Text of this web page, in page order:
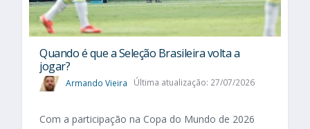
Quando é que a Seleção Brasileira volta a
jogar?
Armando Vieira Última atualização: 27/07/2026
Com a participação na Copa do Mundo de 2026